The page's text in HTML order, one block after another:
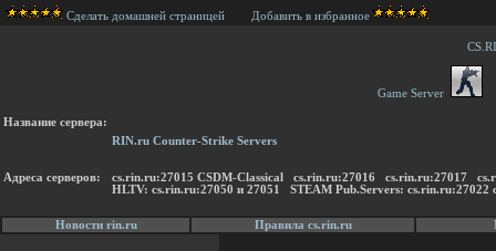
Сделать домашней страницей Добавить в избранное
Game Server
Название сервера:
RIN.ru Counter-Strike Servers
Адреса серверов:
cs.rin.ru:27015 CSDM-Classical cs.rin.ru:27016 cs.rin.ru:27017
HLTV: cs.rin.ru:27050 и 27051 STEAM Pub.Servers: cs.rin.ru:27022
Новости rin.ru Правила cs.rin.ru